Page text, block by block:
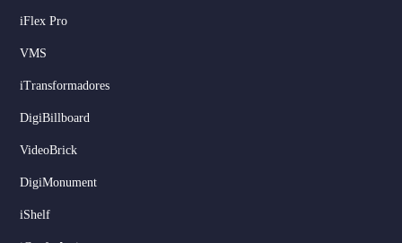
iFlex Pro
VMS
iTransformadores
DigiBillboard
VideoBrick
DigiMonument
iShelf
Dutch
Serbian